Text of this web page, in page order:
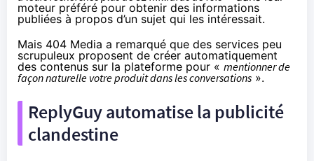
moteur préféré pour obtenir des informations
publiées à propos d’un sujet qui les intéressait.
Mais 404 Media a remarqué que des services peu
scrupuleux proposent de créer automatiquement
des contenus sur la plateforme pour « mentionner de
façon naturelle votre produit dans les conversations ».
ReplyGuy automatise la publicité
clandestine